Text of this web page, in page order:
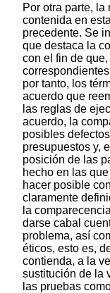
Por otra parte,
contenida en
precedente. Se
que destaca la
con el fin de
por tanto, los
acuerdo que
las reglas de
acuerdo, la
posibles
presupuestos y,
posición de las
hecho en las
hacer posible
claramente
la
darse cabal
problema, así
éticos, esto es,
contienda, a la
sustitución de la
las pruebas